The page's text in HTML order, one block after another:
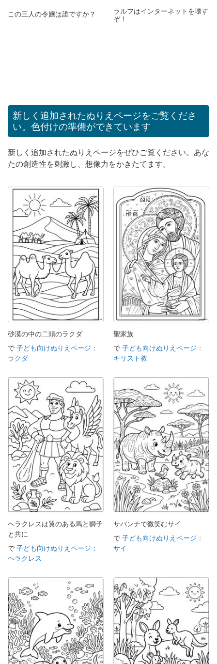
この三人の令嬢は誰ですか？
ラルフはインターネットを壊す
ぞ！
新しく追加されたぬりえページをご覧くださ
い。色付けの準備ができています
新しく追加されたぬりえページをぜひご覧ください。あな
たの創造性を刺激し、想像力をかきたてます。
砂漠の中の二頭のラクダ
で 子ども向けぬりえページ：
ラクダ
聖家族
で 子ども向けぬりえページ：
キリスト教
ヘラクレスは翼のある馬と獅子
と共に
で 子ども向けぬりえページ：
ヘラクレス
サバンナで微笑むサイ
で 子ども向けぬりえページ：
サイ